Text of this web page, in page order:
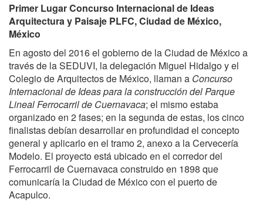
Primer Lugar Concurso Internacional de Ideas
Arquitectura y Paisaje PLFC, Ciudad de México,
México
En agosto del 2016 el gobierno de la Ciudad de México a
través de la SEDUVI, la delegación Miguel Hidalgo y el
Colegio de Arquitectos de México, llaman a Concurso
Internacional de Ideas para la construcción del Parque
Lineal Ferrocarril de Cuernavaca; el mismo estaba
organizado en 2 fases; en la segunda de estas, los cinco
finalistas debían desarrollar en profundidad el concepto
general y aplicarlo en el tramo 2, anexo a la Cervecería
Modelo. El proyecto está ubicado en el corredor del
Ferrocarril de Cuernavaca construido en 1898 que
comunicaría la Ciudad de México con el puerto de
Acapulco.